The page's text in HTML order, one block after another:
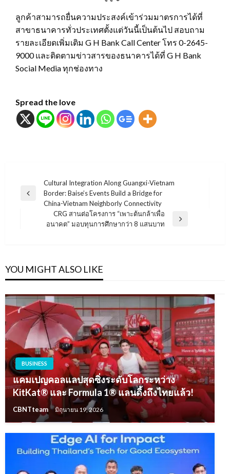
ลูกค้าสามารถยื่นความประสงค์เข้าร่วมมาตรการได้ที่
สาขาธนาคารทั่วประเทศตั้งแต่วันนี้เป็นต้นไป สอบถาม
รายละเอียดเพิ่มเติม G H Bank Call Center โทร 0-2645-
9000 และติดตามข่าวสารของธนาคารได้ที่ G H Bank
Social Media ทุกช่องทาง
Spread the love
แนะแนว
เรื่อง
Previous
Cultural Integration Along Guangxi-Vietnam
Border: Baise’s Events Build a Bridge for
China-Vietnam Neighborly Connectivity
CRG สานต่อโครงการ “เพาะต้นกล้าเพื่อ
อนาคต” มอบทุนการศึกษากว่า 8 แสนบาท
YOU MIGHT ALSO LIKE
BUSINESS
แคมเปญคอลแลปสุดซิ่งระดับโลกระหว่าง
KitKat® และ Formula 1® แลนดิ้งถึงไทยแล้ว!
CBNTteam มิถุนายน 19, 2026